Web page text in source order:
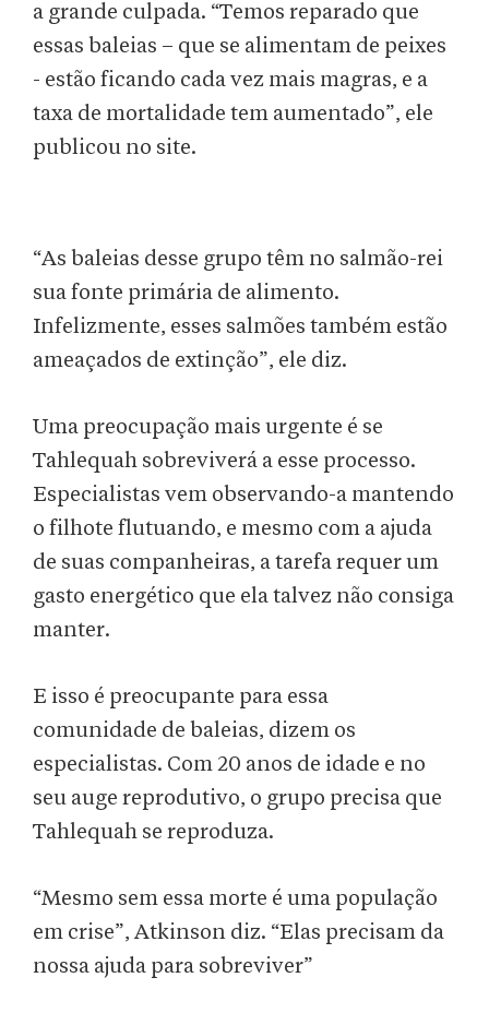
a grande culpada. “Temos reparado que
essas baleias – que se alimentam de peixes
- estão ficando cada vez mais magras, e a
taxa de mortalidade tem aumentado”, ele
publicou no site.
“As baleias desse grupo têm no salmão-rei
sua fonte primária de alimento.
Infelizmente, esses salmões também estão
ameaçados de extinção”, ele diz.
Uma preocupação mais urgente é se
Tahlequah sobreviverá a esse processo.
Especialistas vem observando-a mantendo
o filhote flutuando, e mesmo com a ajuda
de suas companheiras, a tarefa requer um
gasto energético que ela talvez não consiga
manter.
E isso é preocupante para essa
comunidade de baleias, dizem os
especialistas. Com 20 anos de idade e no
seu auge reprodutivo, o grupo precisa que
Tahlequah se reproduza.
“Mesmo sem essa morte é uma população
em crise”, Atkinson diz. “Elas precisam da
nossa ajuda para sobreviver”